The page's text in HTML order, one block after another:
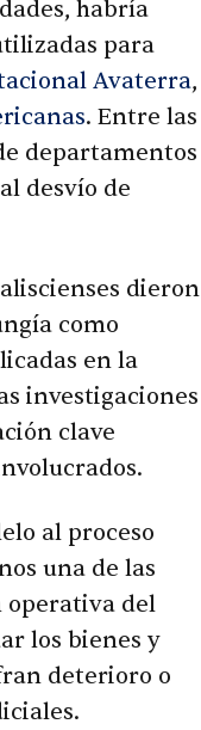
habría
para
Avaterra,
. Entre las
departamentos
desvío de
dieron
como
en la
investigaciones
clave
al proceso
una de las
operativa del
los bienes y
deterioro o